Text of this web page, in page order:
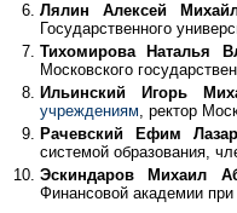
Лялин Алексей
Государственного
Тихомирова Наталья
Московского
Ильинский Игорь
учреждениям, ректор
Рачевский Ефим
системой образования,
Эскиндаров Михаил
Финансовой академии